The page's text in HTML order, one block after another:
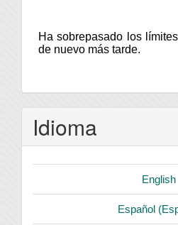
Idioma
English
Español